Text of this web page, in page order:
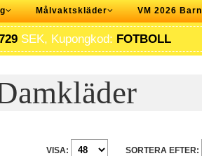
Målvaktskläder VM 2026 Barn
SEK, Kupongkod: FOTBOLL
SORTERA EFTER:
VISA: